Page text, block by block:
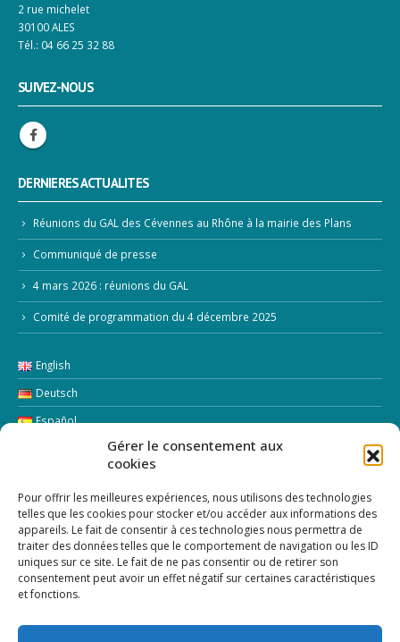
Gérer le consentement aux
cookies
Pour offrir les meilleures expériences, nous utilisons des technologies
telles que les cookies pour stocker et/ou accéder aux informations des
appareils. Le fait de consentir à ces technologies nous permettra de
traiter des données telles que le comportement de navigation ou les ID
uniques sur ce site. Le fait de ne pas consentir ou de retirer son
consentement peut avoir un effet négatif sur certaines caractéristiques
et fonctions.
ATOME
2 rue michelet
30100 ALES
SUIVEZ-NOUS
DERNIERES ACTUALITES
Réunions du GAL des Cévennes au Rhône à la mairie des Plans
Communiqué de presse
4 mars 2026 : réunions du GAL
Comité de programmation du 4 décembre 2025
English
Deutsch
LETTRE D’INFORMATION
Addresse Email: